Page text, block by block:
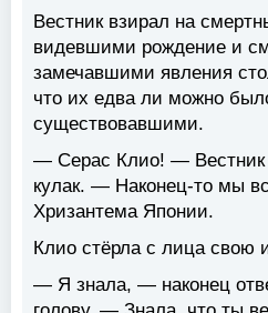
Вестник взирал на
видевшими рождение и
замечавшими явления
что их едва ли можно
существовавшими.
— Серас Клио! — Вестник
кулак. — Наконец-то мы
Хризантема Японии.
Клио стёрла с лица свою
— Я знала, — наконец